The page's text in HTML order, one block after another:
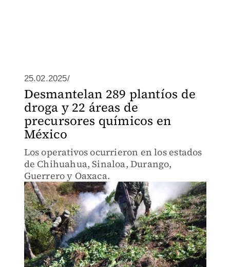
25.02.2025/
Desmantelan 289 plantíos de
droga y 22 áreas de
precursores químicos en
México
Los operativos ocurrieron en los estados
de Chihuahua, Sinaloa, Durango,
Guerrero y Oaxaca.